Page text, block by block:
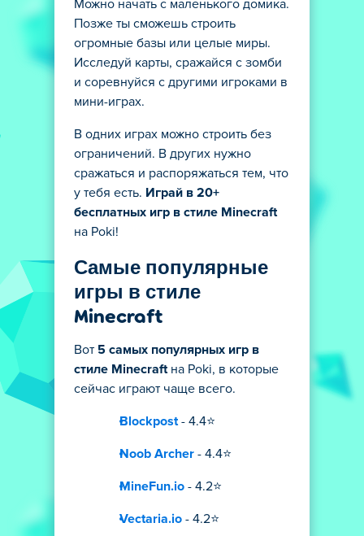
Можно начать с маленького домика.
Позже ты сможешь строить
огромные базы или целые миры.
Исследуй карты, сражайся с зомби
и соревнуйся с другими игроками в
мини-играх.
В одних играх можно строить без
ограничений. В других нужно
сражаться и распоряжаться тем, что
у тебя есть. Играй в 20+
бесплатных игр в стиле Minecraft
на Poki!
Самые популярные
игры в стиле
Minecraft
Вот 5 самых популярных игр в
стиле Minecraft на Poki, в которые
сейчас играют чаще всего.
Blockpost - 4.4⭐
Noob Archer - 4.4⭐
MineFun.io - 4.2⭐
Vectaria.io - 4.2⭐